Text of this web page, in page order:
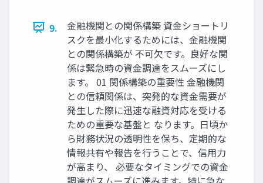
9.
金融機関との関係構築 資金ショートリ
スクを最小化するためには、金融機関
との関係構築が 不可欠です。良好な関
係は緊急時の資金調達をスムーズにし
ます。 01 関係構築の重要性 金融機関
との信頼関係は、突発的な資金需要が
発生した際に迅速な融資対応を受ける
ための重要な基盤と なります。日頃か
ら財務状況の透明性を保ち、定期的な
情報共有や報告を行うことで、信用力
が高まり、 必要なタイミングでの資金